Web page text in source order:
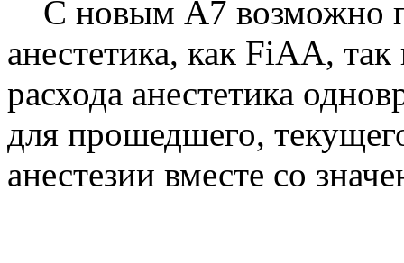
С новым A7 возможно
анестетика, как FiAА,
расхода анестетика
для прошедшего,
анестезии вместе со